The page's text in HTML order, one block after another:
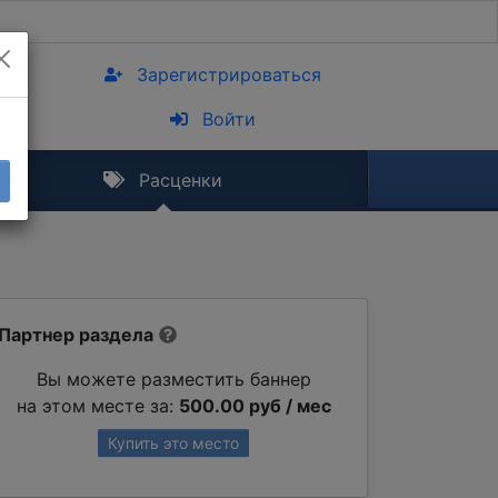
Зарегистрироваться
Войти
Расценки
Партнер раздела
Вы можете разместить баннер
на этом месте за: 500.00 руб / мес
Купить это место